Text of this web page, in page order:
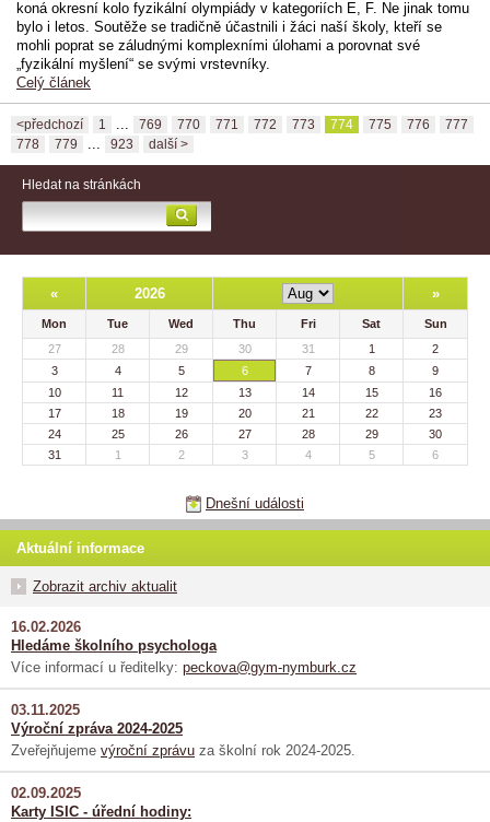
koná okresní kolo fyzikální olympiády v kategoriích E, F. Ne jinak tomu
bylo i letos. Soutěže se tradičně účastnili i žáci naší školy, kteří se
mohli poprat se záludnými komplexními úlohami a porovnat své
„fyzikální myšlení“ se svými vrstevníky.
Celý článek
<předchozí 1 769 770 771 772 773 774 775 776
777
778
779 923 další >
Hledat na stránkách
« 2026 »
Mon Tue Wed Thu Fri Sat
Sun
27
28 29 30 31 1
2
3
4 5 6 7 8
9
10
11 12 13 14 15
16
17
18 19 20 21 22
23
24
25 26 27 28 29
30
31
1 2 3 4 5 6
Dnešní události
Aktuální informace
Zobrazit archiv aktualit
16.02.2026
Hledáme školního psychologa
Více informací u ředitelky: peckova@gym-nymburk.cz
03.11.2025
Výroční zpráva 2024-2025
Zveřejňujeme výroční zprávu za školní rok 2024-2025.
02.09.2025
Karty ISIC - úřední hodiny: